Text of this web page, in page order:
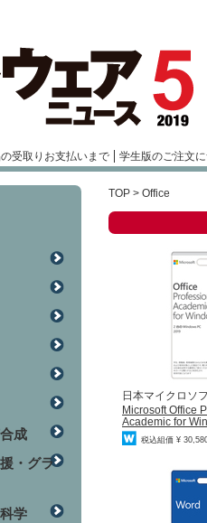
受取りお支払いまで 学生版のご注文
TOP > Office
日本マイクロソ
Microsoft Office
Academic for
税込組価 ¥
成
・グラ
学